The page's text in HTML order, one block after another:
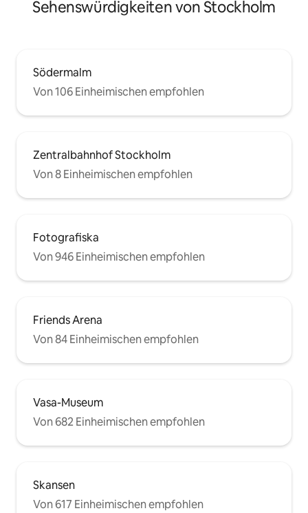
Sehenswürdigkeiten von Stockholm
Södermalm
Von 106 Einheimischen empfohlen
Zentralbahnhof Stockholm
Von 8 Einheimischen empfohlen
Fotografiska
Von 946 Einheimischen empfohlen
Friends Arena
Von 84 Einheimischen empfohlen
Vasa-Museum
Von 682 Einheimischen empfohlen
Skansen
Von 617 Einheimischen empfohlen